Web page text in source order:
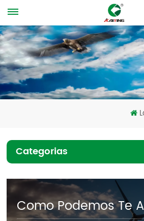
Categorias
Como Podemos Te